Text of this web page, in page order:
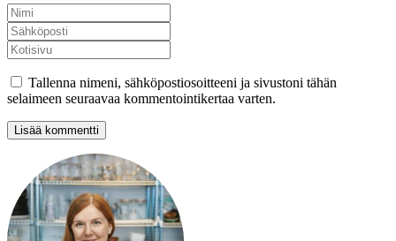
Tallenna nimeni, sähköpostiosoitteeni ja sivustoni tähän
selaimeen seuraavaa kommentointikertaa varten.